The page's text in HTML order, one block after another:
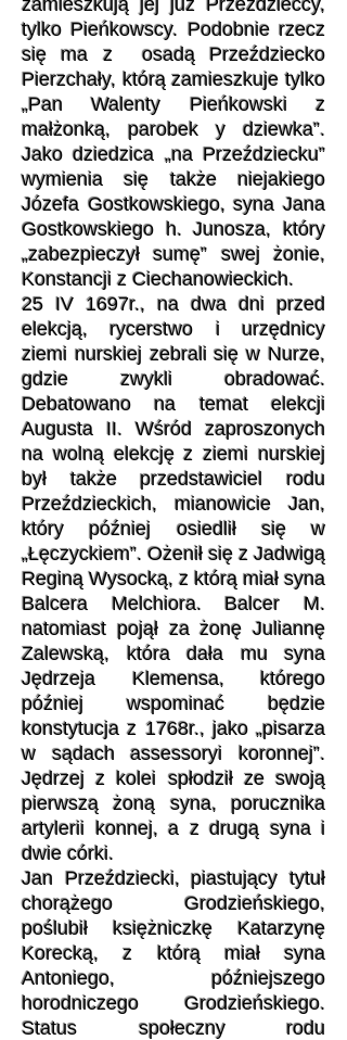
zamieszkują jej już Przeździeccy,
tylko Pieńkowscy. Podobnie rzecz
się ma z osadą Przeździecko
Pierzchały, którą zamieszkuje tylko
„Pan Walenty Pieńkowski z
małżonką, parobek y dziewka”.
Jako dziedzica „na Przeździecku”
wymienia się także niejakiego
Józefa Gostkowskiego, syna Jana
Gostkowskiego h. Junosza, który
„zabezpieczył sumę” swej żonie,
Konstancji z Ciechanowieckich.
25 IV 1697r., na dwa dni przed
elekcją, rycerstwo i urzędnicy
ziemi nurskiej zebrali się w Nurze,
gdzie zwykli obradować.
Debatowano na temat elekcji
Augusta II. Wśród zaproszonych
na wolną elekcję z ziemi nurskiej
był także przedstawiciel rodu
Przeździeckich, mianowicie Jan,
który później osiedlił się w
„Łęczyckiem”. Ożenił się z Jadwigą
Reginą Wysocką, z którą miał syna
Balcera Melchiora. Balcer M.
natomiast pojął za żonę Juliannę
Zalewską, która dała mu syna
Jędrzeja Klemensa, którego
później wspominać będzie
konstytucja z 1768r., jako „pisarza
w sądach assessoryi koronnej”.
Jędrzej z kolei spłodził ze swoją
pierwszą żoną syna, porucznika
artylerii konnej, a z drugą syna i
dwie córki.
Jan Przeździecki, piastujący tytuł
chorążego Grodzieńskiego,
poślubił księżniczkę Katarzynę
Korecką, z którą miał syna
Antoniego, późniejszego
horodniczego Grodzieńskiego.
Status społeczny rodu